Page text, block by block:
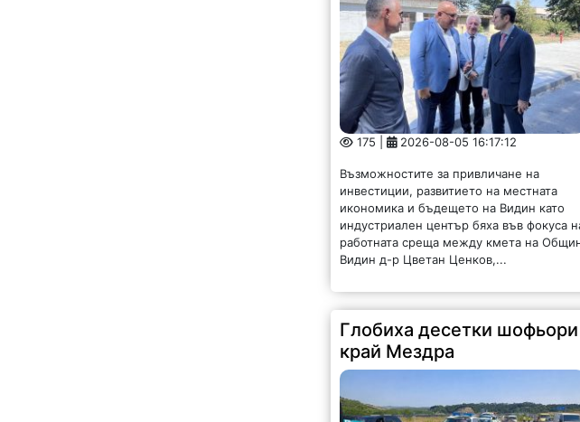
175 | 2026-08-05 16:17:12
Възможностите за привличане на
инвестиции, развитието на местната
икономика и бъдещето на Видин като
индустриален център бяха във фокуса
работната среща между кмета на
Видин д-р Цветан Ценков,...
Глобиха десетки шофьори
край Мездра